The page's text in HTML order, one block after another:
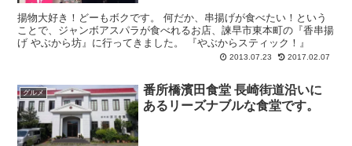
揚物大好き！どーもボクです。 何だか、串揚げが食べたい！という
ことで、ジャンボアスパラが食べれるお店、諫早市東本町の『香串揚
げ やぶから坊』に行ってきました。 『やぶからスティック！』
2013.07.23 2017.02.07
グルメ
番所橋濱田食堂 長崎街道沿いに
あるリーズナブルな食堂です。